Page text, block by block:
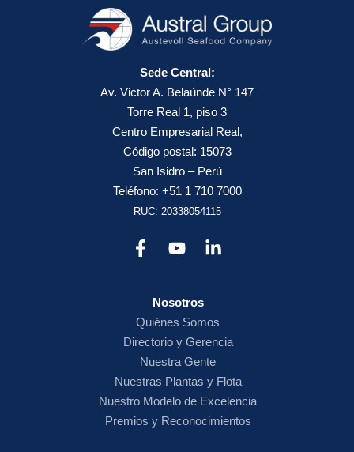
Sede Central:
Av. Victor A. Belaúnde N° 147
Torre Real 1, piso 3
Centro Empresarial Real,
Código postal: 15073
San Isidro – Perú
Teléfono: +51 1 710 7000
RUC: 20338054115
Nosotros
Quiénes Somos
Directorio y Gerencia
Nuestra Gente
Nuestras Plantas y Flota
Nuestro Modelo de Excelencia
Premios y Reconocimientos